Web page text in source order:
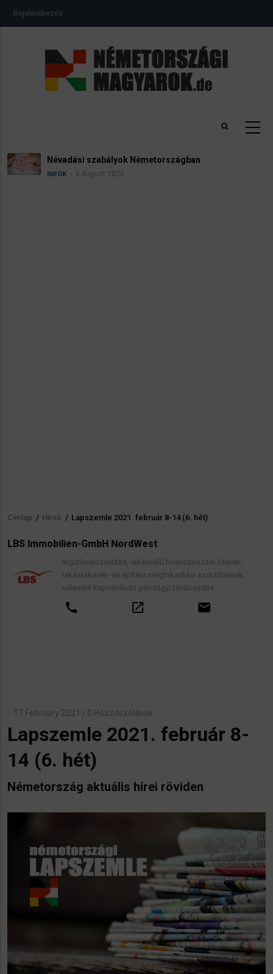
USER
ACCOUNT
Bejelentkezés
Névadási szabályok Németországban
INFÓK 4 August 2026
Morzsa
Címlap / Hírek / Lapszemle 2021. február 8-14 (6. hét)
LBS Immobilien-GmbH NordWest
Ingatlanközvetítés, lakáscélú finanszírozási hitelek,
lakástakarék- és építési megtakarítási szerződések,
valamint kapcsolódó pénzügyi tanácsadás.
call open_in_new email
17 February 2021 / 0 Hozzászólások
Lapszemle 2021. február 8-
14 (6. hét)
Németország aktuális hírei röviden